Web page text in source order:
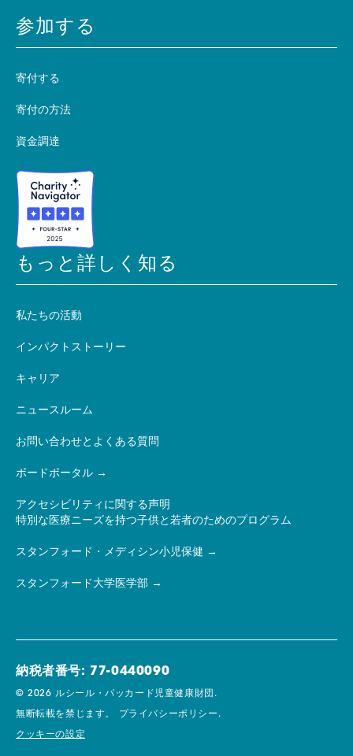
参加する
寄付する
寄付の方法
資金調達
もっと詳しく知る
私たちの活動
インパクトストーリー
キャリア
ニュースルーム
お問い合わせとよくある質問
ボードポータル
アクセシビリティに関する声明
特別な医療ニーズを持つ子供と若者のためのプログラム
スタンフォード・メディシン小児保健
スタンフォード大学医学部
納税者番号: 77-0440090
© 2026 ルシール・パッカード児童健康財団.
無断転載を禁じます。 プライバシーポリシー.
クッキーの設定